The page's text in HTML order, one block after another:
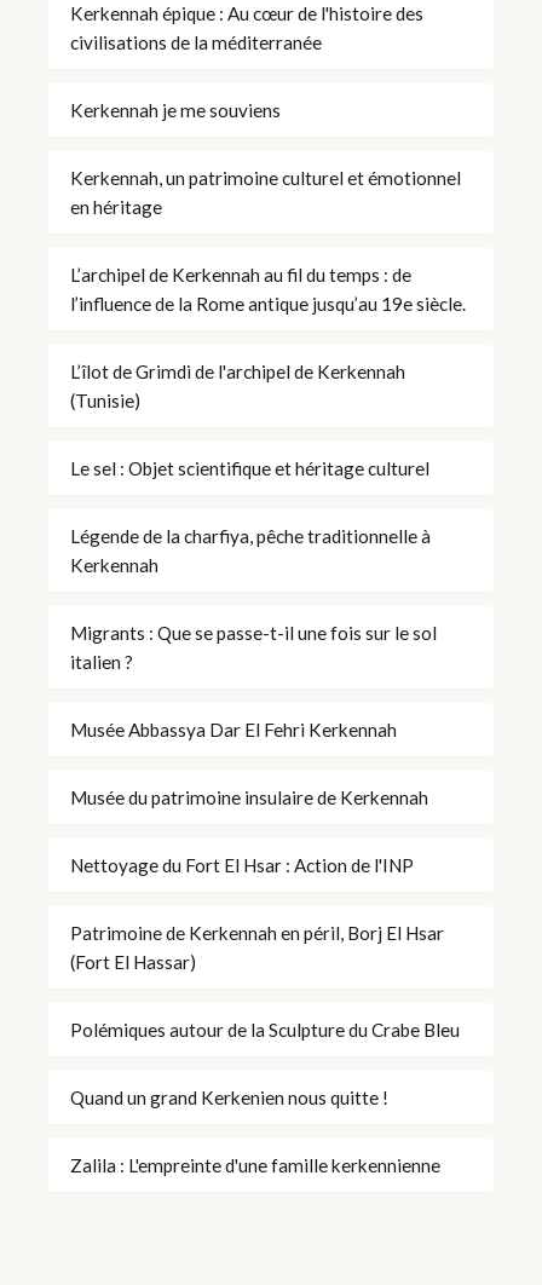
Kerkennah épique : Au cœur de l'histoire des
civilisations de la méditerranée
Kerkennah je me souviens
Kerkennah, un patrimoine culturel et émotionnel
en héritage
L’archipel de Kerkennah au fil du temps : de
l’influence de la Rome antique jusqu’au 19e siècle.
L’îlot de Grimdi de l'archipel de Kerkennah
(Tunisie)
Le sel : Objet scientifique et héritage culturel
Légende de la charfiya, pêche traditionnelle à
Kerkennah
Migrants : Que se passe-t-il une fois sur le sol
italien ?
Musée Abbassya Dar El Fehri Kerkennah
Musée du patrimoine insulaire de Kerkennah
Nettoyage du Fort El Hsar : Action de l'INP
Patrimoine de Kerkennah en péril, Borj El Hsar
(Fort El Hassar)
Polémiques autour de la Sculpture du Crabe Bleu
Quand un grand Kerkenien nous quitte !
Zalila : L'empreinte d'une famille kerkennienne